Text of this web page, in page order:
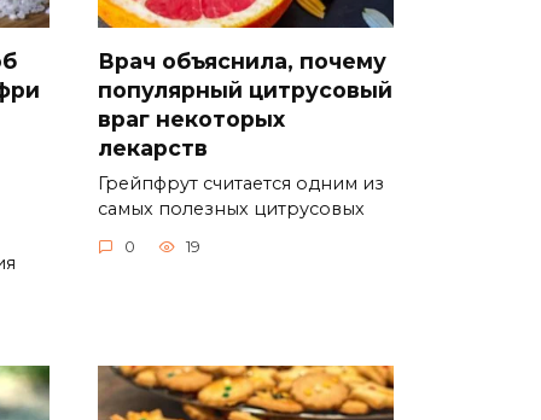
Врач объяснила, почему
популярный цитрусовый
враг некоторых
лекарств
Грейпфрут считается одним из
самых полезных цитрусовых
0 19